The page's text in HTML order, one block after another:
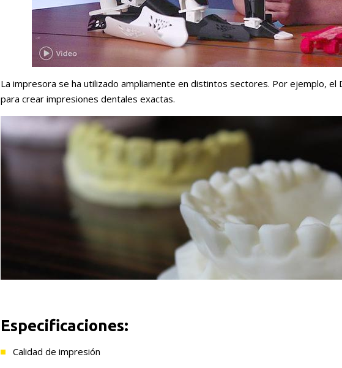
La impresora se ha utilizado ampliamente en distintos sectores. Por ejemplo, el
para crear impresiones dentales exactas.
Especificaciones:
Calidad de impresión